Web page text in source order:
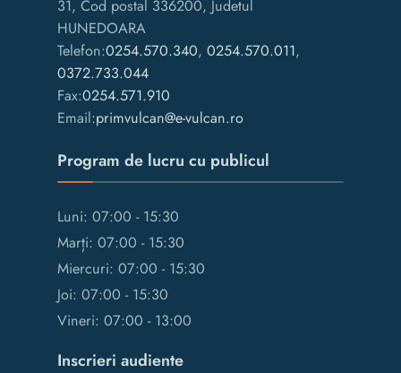
31, Cod postal 336200, Judetul
HUNEDOARA
Telefon:0254.570.340, 0254.570.011,
0372.733.044
Fax:0254.571.910
Email:primvulcan@e-vulcan.ro
Program de lucru cu publicul
Luni: 07:00 - 15:30
Marți: 07:00 - 15:30
Miercuri: 07:00 - 15:30
Joi: 07:00 - 15:30
Vineri: 07:00 - 13:00
Inscrieri audiente